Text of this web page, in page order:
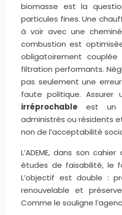
biomasse est la
particules fines. Une
à voir avec une
combustion est
obligatoirement
filtration performants.
pas seulement une
faute politique. Assurer
irréprochable est un
administrés ou résidents
non de l’acceptabilité
L’ADEME, dans son
études de faisabilité, le
L’objectif est double :
renouvelable et
Comme le souligne